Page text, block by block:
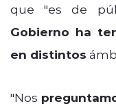
que "es de
Gobierno ha
en distintos
"Nos